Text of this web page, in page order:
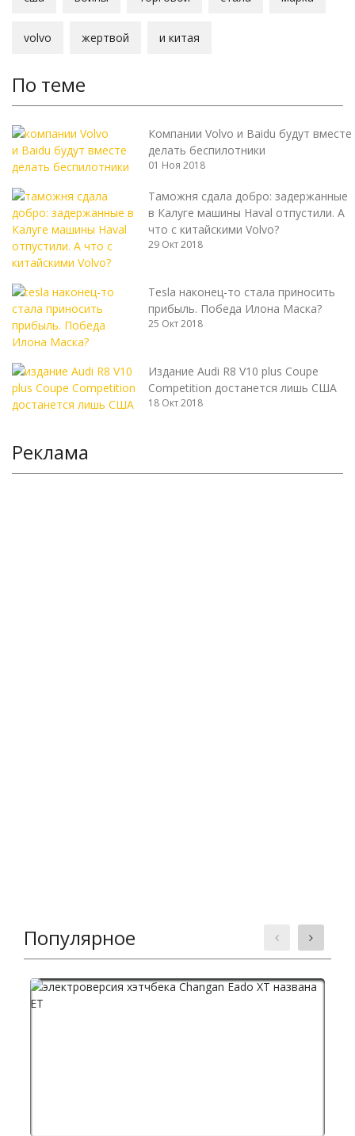
volvo жертвой и китая
По теме
Компании Volvo и Baidu будут вместе
делать беспилотники
01 Ноя 2018
Таможня сдала добро: задержанные
в Калуге машины Haval отпустили. А
что с китайскими Volvo?
29 Окт 2018
Tesla наконец-то стала приносить
прибыль. Победа Илона Маска?
25 Окт 2018
Издание Audi R8 V10 plus Coupe
Competition достанется лишь США
18 Окт 2018
Реклама
Популярное